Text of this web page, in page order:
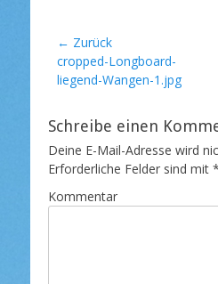
m
Beitragsnavigation
← Zurück
Vorheriger
Beitrag:
cropped-Longboard-
liegend-Wangen-1.jpg
Schreibe einen
Deine E-Mail-Adresse wird
Erforderliche Felder sind mit *
Kommentar